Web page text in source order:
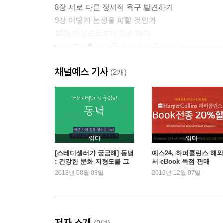
8장 서로 다른 정서적 욕구 발견하기
9장 어떻게 논쟁을 피할 것인가
11장 복잡한 감정을 어떻게 전할 것인가
13장 사랑의 마법 지키기
채널예스 기사 (2개)
읽다
[스테디셀러가 궁금해] 동녘
: 건강한 문화 지형도를 그
리는 책
2018년 08월 03일
읽다
예스24, 하퍼콜린스 해
서 eBook 독점 판매
2016년 12월 07일